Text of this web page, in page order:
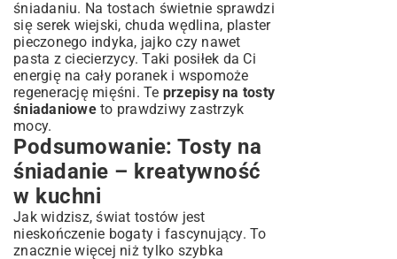
śniadaniu. Na tostach świetnie sprawdzi
się serek wiejski, chuda wędlina, plaster
pieczonego indyka, jajko czy nawet
pasta z ciecierzycy. Taki posiłek da Ci
energię na cały poranek i wspomoże
regenerację mięśni. Te przepisy na tosty
śniadanioweto prawdziwy zastrzyk
mocy.
Podsumowanie: Tosty na
śniadanie – kreatywność
w kuchni
Jak widzisz, świat tostów jest
nieskończenie bogaty i fascynujący. To
znacznie więcej niż tylko szybka